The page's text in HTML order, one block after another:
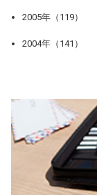
2005年（119）
2004年（141）